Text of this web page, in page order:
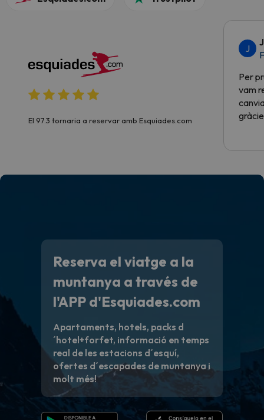
El 97.3 tornaria a reservar amb Esquiades.com
J
Per
vam
Reserva el viatge a la
muntanya a través de
l'APP d'Esquiades.com
Apartaments, hotels, packs d
´hotel+forfet, informació en temps
real de les estacions d´esquí,
ofertes d´escapades de muntanya i
molt més!